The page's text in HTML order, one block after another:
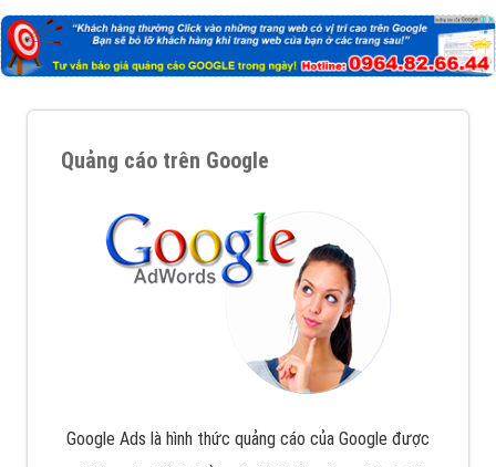
Quảng cáo trên Google
Google Ads là hình thức quảng cáo của Google được